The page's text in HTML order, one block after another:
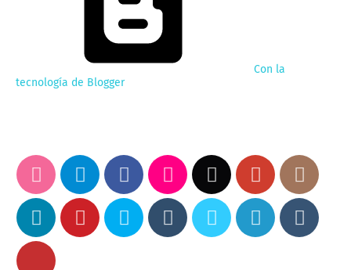
Con la
tecnología de Blogger